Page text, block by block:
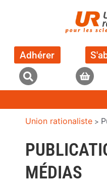
Adhérer
Union rationaliste >
MÉDIAS